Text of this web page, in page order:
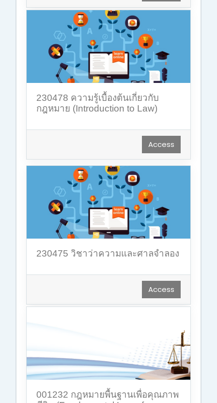
230478 ความรู้เบื้องต้นเกี่ยวกับ
กฎหมาย (Introduction to Law)
Access
230475 วิชาว่าความและศาลจำลอง
Access
001232 กฎหมายพื้นฐานเพื่อคุณภาพ